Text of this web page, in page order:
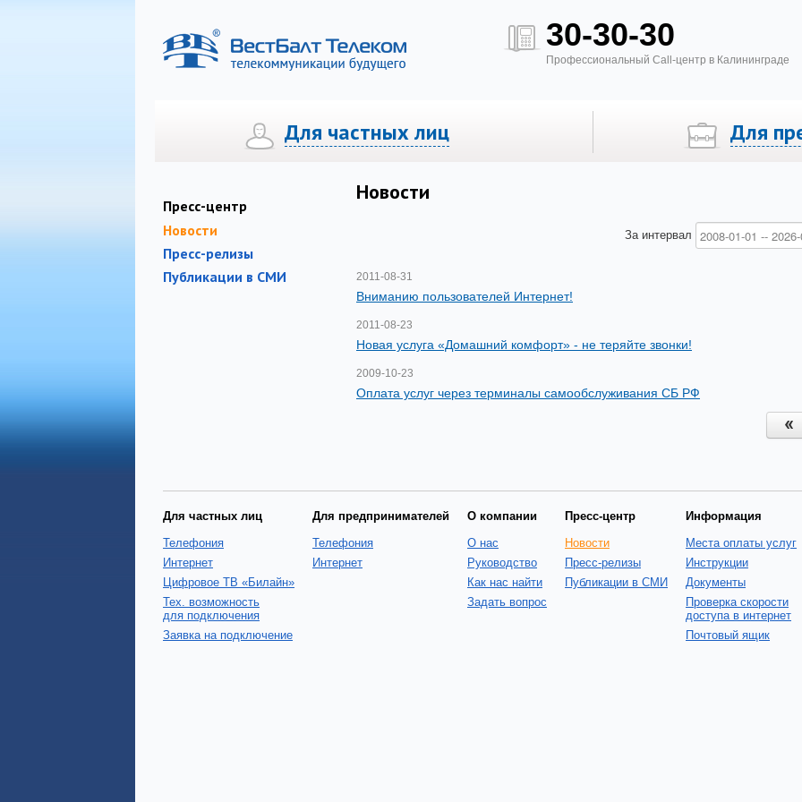
30-30-30
Профессиональный Call-центр в Калининграде
Для частных лиц Для
Интернет Цифровое ТВ «Билайн» Тех. возможность для подключения
Интернет
Пресс-центр
Новости
Пресс-релизы
Публикации в СМИ
Новости
За интервал
2011-08-31
Вниманию пользователей Интернет!
2011-08-23
Новая услуга «Домашний комфорт» - не теряйте звонки!
2009-10-23
Оплата услуг через терминалы самообслуживания СБ РФ
Для частных лиц
Телефония
Интернет
Цифровое ТВ «Билайн»
Тех. возможность
для подключения
Заявка на подключение
Для предпринимателей
Телефония
Интернет
О компании
О нас
Руководство
Как нас найти
Задать вопрос
Пресс-центр
Новости
Пресс-релизы
Публикации в СМИ
Информация
Места оплаты услуг
Инструкции
Документы
Проверка скорости
доступа в интернет
Почтовый ящик